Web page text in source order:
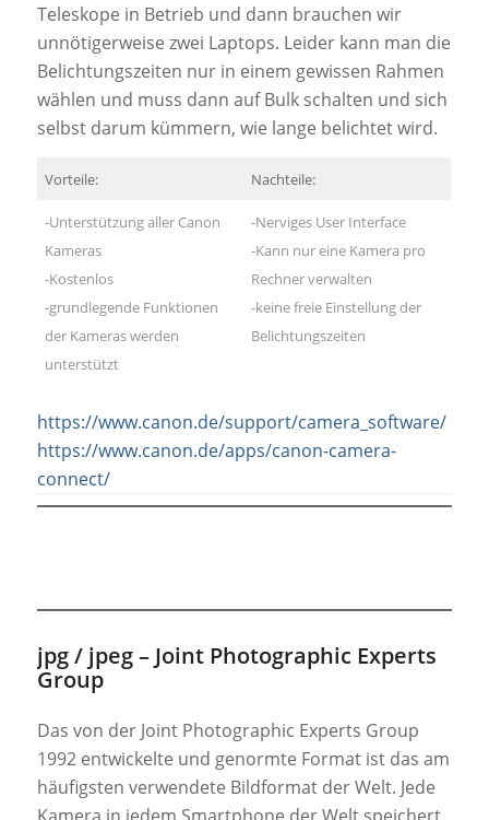
Teleskope in Betrieb und dann brauchen wir
unnötigerweise zwei Laptops. Leider kann man die
Belichtungszeiten nur in einem gewissen Rahmen
wählen und muss dann auf Bulk schalten und sich
selbst darum kümmern, wie lange belichtet wird.
Vorteile: Nachteile:
-Unterstützung aller Canon
Kameras
-Kostenlos
-grundlegende Funktionen
der Kameras werden
unterstützt
-Nerviges User Interface
-Kann nur eine Kamera pro
Rechner verwalten
-keine freie Einstellung der
Belichtungszeiten
https://www.canon.de/support/camera_software/
https://www.canon.de/apps/canon-camera-
connect/
jpg / jpeg – Joint Photographic Experts
Group
Das von der Joint Photographic Experts Group
1992 entwickelte und genormte Format ist das am
häufigsten verwendete Bildformat der Welt. Jede